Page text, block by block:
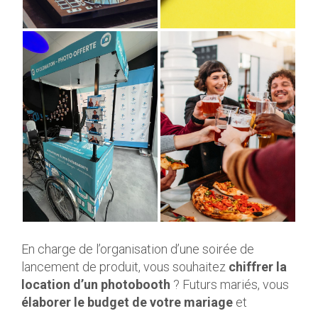
En charge de l’organisation d’une soirée de
lancement de produit, vous souhaitez chiffrer la
location d’un photobooth ? Futurs mariés, vous
élaborer le budget de votre mariage et